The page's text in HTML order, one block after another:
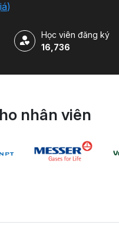
)
Học viên đăng ký
16,736
nhân viên